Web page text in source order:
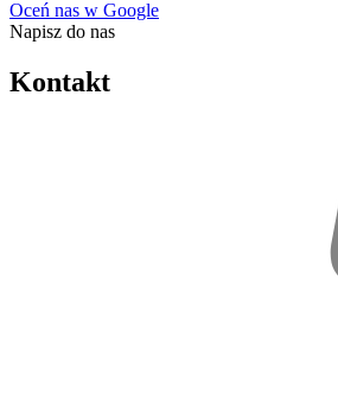
Oceń nas w Google
Napisz do nas
Kontakt